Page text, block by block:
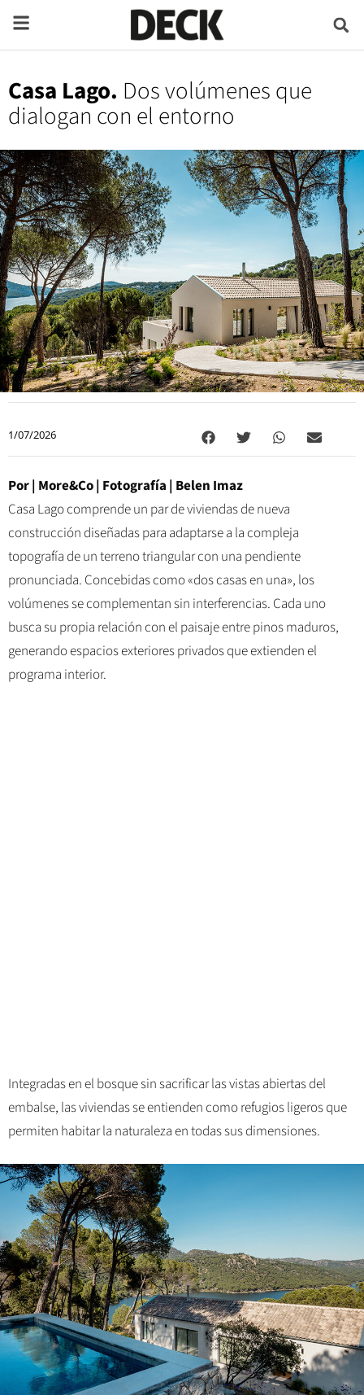
Casa Lago. Dos volúmenes que
dialogan con el entorno
1/07/2026
Por | More&Co| Fotografía | Belen Imaz
Casa Lago comprende un par de viviendas de nueva
construcción diseñadas para adaptarse a la compleja
topografía de un terreno triangular con una pendiente
pronunciada. Concebidas como «dos casas en una», los
volúmenes se complementan sin interferencias. Cada uno
busca su propia relación con el paisaje entre pinos maduros,
generando espacios exteriores privados que extienden el
programa interior.
Integradas en el bosque sin sacrificar las vistas abiertas del
embalse, las viviendas se entienden como refugios ligeros que
permiten habitar la naturaleza en todas sus dimensiones.